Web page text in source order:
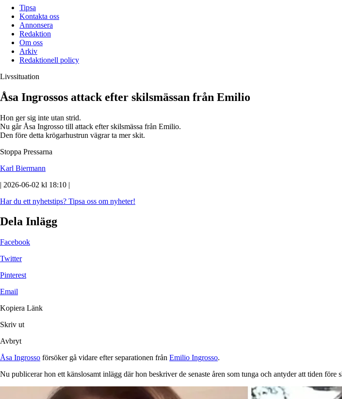
Tipsa
Kontakta oss
Annonsera
Redaktion
Om oss
Arkiv
Redaktionell policy
Livssituation
Åsa Ingrossos attack efter skilsmässan från Emilio
Hon ger sig inte utan strid.
Nu går Åsa Ingrosso till attack efter skilsmässa från Emilio.
Den före detta krögarhustrun vägrar ta mer skit.
Stoppa Pressarna
Karl Biermann
| 2026-06-02 kl 18:10 |
Har du ett nyhetstips? Tipsa oss om nyheter!
Dela Inlägg
Facebook
Twitter
Pinterest
Email
Kopiera Länk
Skriv ut
Avbryt
Åsa Ingrosso försöker gå vidare efter separationen från Emilio Ingrosso.
Nu publicerar hon ett känslosamt inlägg där hon beskriver de senaste åren som tunga och antyder att tiden före